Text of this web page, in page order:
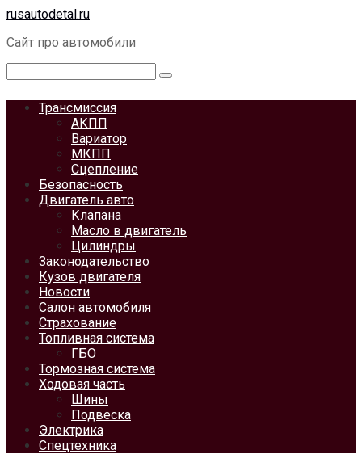
Перейти
контенту
rusautodetal.ru
Сайт про автомобили
Трансмиссия
АКПП
Вариатор
МКПП
Сцепление
Безопасность
Двигатель авто
Клапана
Масло в двигатель
Цилиндры
Законодательство
Кузов двигателя
Новости
Салон автомобиля
Страхование
Топливная система
ГБО
Тормозная система
Ходовая часть
Шины
Подвеска
Электрика
Спецтехника